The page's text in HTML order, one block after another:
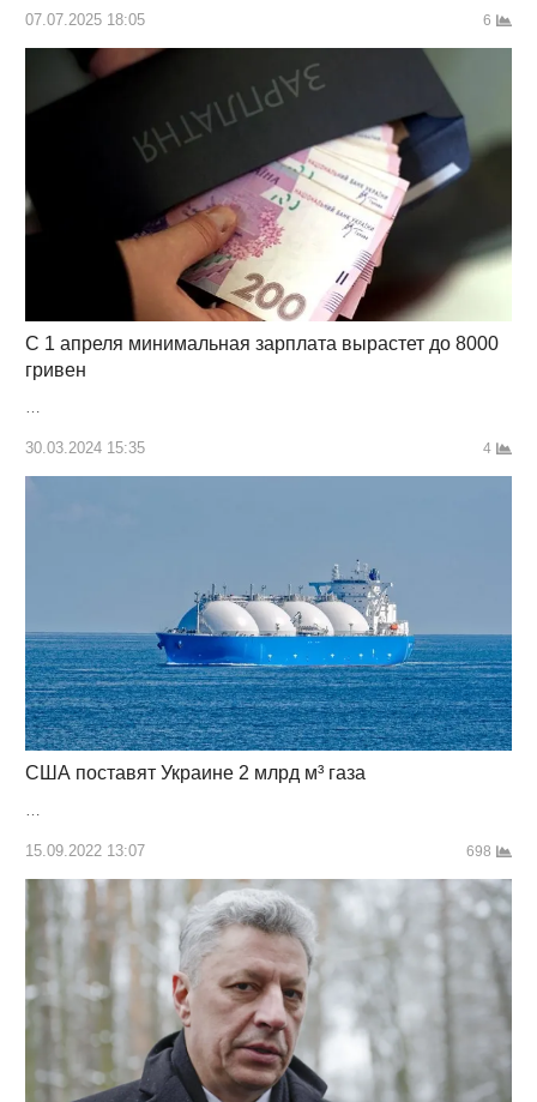
07.07.2025 18:05 6
С 1 апреля минимальная зарплата вырастет до 8000
гривен
…
30.03.2024 15:35 4
США поставят Украине 2 млрд м³ газа
15.09.2022 13:07 698